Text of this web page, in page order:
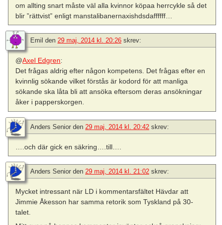
om allting snart måste väl alla kvinnor köpaa herrcykle så det
blir ”rättvist” enligt manstalibanernaxishdsdaffffff…
Emil den 29 maj, 2014 kl. 20:26 skrev:
@Axel Edgren:
Det frågas aldrig efter någon kompetens. Det frågas efter en
kvinnlig sökande vilket förstås är kodord för att manliga
sökande ska låta bli att ansöka eftersom deras ansökningar
åker i papperskorgen.
Anders Senior den 29 maj, 2014 kl. 20:42 skrev:
….och där gick en säkring….till….
Anders Senior den 29 maj, 2014 kl. 21:02 skrev:
Mycket intressant när LD i kommentarsfältet Hävdar att
Jimmie Åkesson har samma retorik som Tyskland på 30-
talet.